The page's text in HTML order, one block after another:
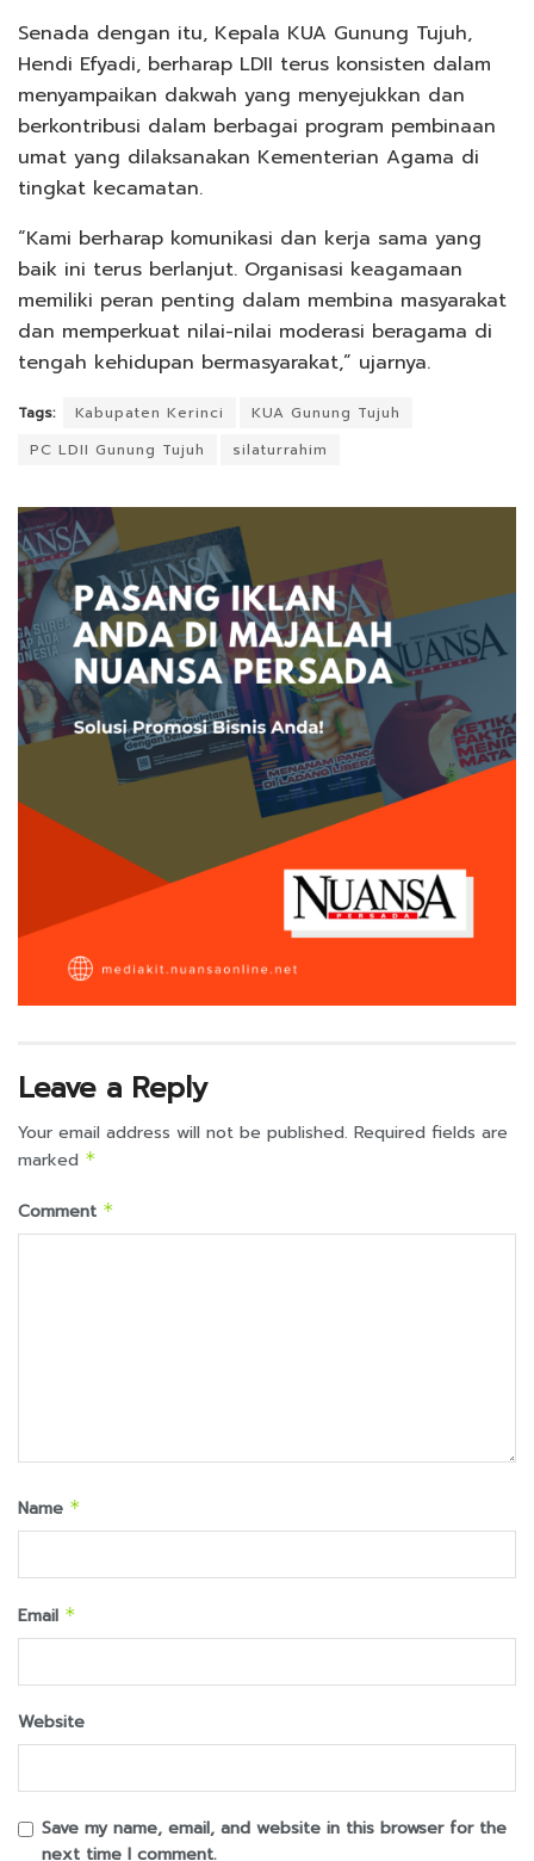
Senada dengan itu, Kepala KUA Gunung Tujuh,
Hendi Efyadi, berharap LDII terus konsisten dalam
menyampaikan dakwah yang menyejukkan dan
berkontribusi dalam berbagai program pembinaan
umat yang dilaksanakan Kementerian Agama di
tingkat kecamatan.
“Kami berharap komunikasi dan kerja sama yang
baik ini terus berlanjut. Organisasi keagamaan
memiliki peran penting dalam membina masyarakat
dan memperkuat nilai-nilai moderasi beragama di
tengah kehidupan bermasyarakat,” ujarnya.
Tags: Kabupaten Kerinci
KUA Gunung Tujuh
PC LDII Gunung Tujuh
silaturrahim
Leave a Reply
Your email address will not be published. Required fields are
marked *
Comment *
Name *
Email *
Website
Save my name, email, and website in this browser for the
next time I comment.